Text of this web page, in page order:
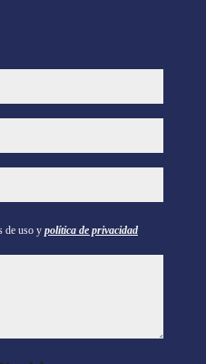
de uso y política de privacidad